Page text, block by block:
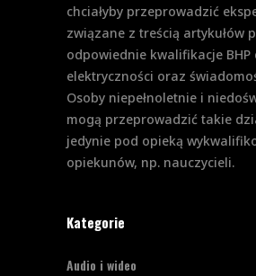
chciałyby przeprowadzić
związane z treścią artykułów
odpowiednie kwalifikacje BHP
elektryczności oraz
Osoby niepełnoletnie i
mogą przeprowadzić takie
jedynie pod opieką
opiekunów, np. nauczycieli.
Kategorie
Audio i wideo